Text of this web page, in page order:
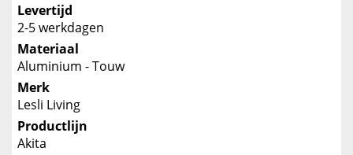
Levertijd
2-5 werkdagen
Materiaal
Aluminium - Touw
Merk
Lesli Living
Productlijn
Akita